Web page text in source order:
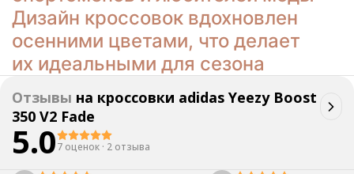
Дизайн кроссовок вдохновлен
осенними цветами, что делает
их идеальными для сезона
Отзывы на кроссовки adidas Yeezy Boost
350 V2 Fade
5.07 оценок · 2 отзыва